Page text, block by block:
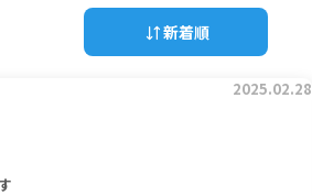
新着順
2025.02.28